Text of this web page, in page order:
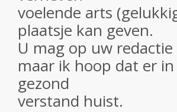
voelende arts
plaatsje kan geven.
U mag op uw
maar ik hoop dat er
gezond
verstand huist.